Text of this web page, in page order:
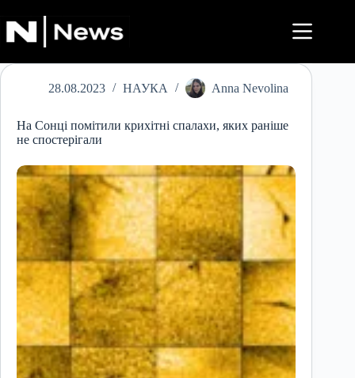
до
вмісту
28.08.2023 НАУКА Anna Nevolina
На Сонці помітили крихітні спалахи, яких раніше
не спостерігали